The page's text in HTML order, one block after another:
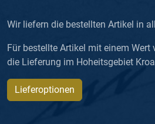
Wir liefern die bestellten Artikel in
Für bestellte Artikel mit einem
die Lieferung im Hoheitsgebiet
Lieferoptionen